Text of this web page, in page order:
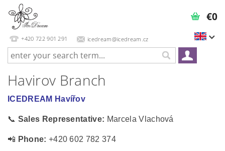
+420 722 901 291 icedream@icedream.cz
€0
Havirov Branch
ICEDREAM Havířov
📞 Sales Representative: Marcela Vlachová
📲 Phone: +420 602 782 374